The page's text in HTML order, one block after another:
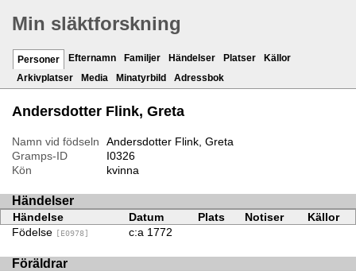
Min släktforskning
Personer Efternamn Familjer Händelser Platser
Källor
Arkivplatser
Media Minatyrbild Adressbok
Andersdotter Flink, Greta
Namn vid födseln
Andersdotter Flink, Greta
Gramps-ID
I0326
Kön
kvinna
Händelser
Händelse Datum Plats Notiser
Källor
Födelse
[E0978] c:a 1772
Föräldrar